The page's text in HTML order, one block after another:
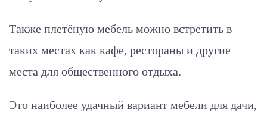
Также плетёную мебель можно встретить в
таких местах как кафе, рестораны и другие
места для общественного отдыха.
Это наиболее удачный вариант мебели для дачи,